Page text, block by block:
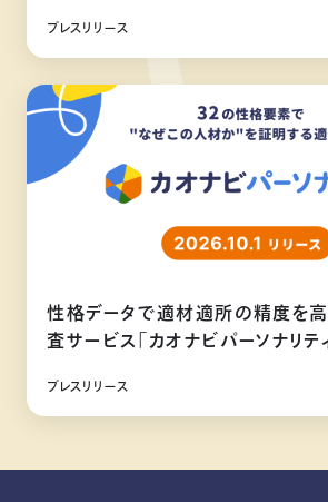
プレスリリース
性格データで適材適所の精度を
査サービス「カオナビパーソナリ
プレスリリース